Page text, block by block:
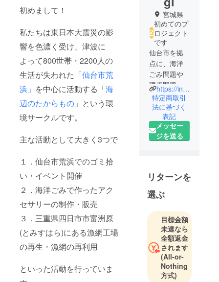
初めまして！
私たちは東日本大震災の影
響を色濃く受け、津波に
よって800世帯・2200人の
生活が失われた 「仙台市荒
浜」 を中心に活動する「海
辺のたからもの 」という環
境サークルです。
主な活動として大きく3つで
１．仙台市荒浜でのゴミ拾
い・イベント開催
２．海洋ごみで作ったアク
セサリーの制作・販売
３．三重県四日市市富洲原
(とみすはら)にある漁網工場
の再生・漁網の再利用
といった活動を行っていま
宮城県
初めてのプ
ロジェクト
です
仙台市を拠
点に、海洋
ごみ問題や
環境問題を
考える環境
活動を行っ
ております
https://instagram.com/umi_taka2022?igshid=Y2IzZGU1MTFhOQ==
特定商取引
法に基づく
表記
メッセー
ジを送る
リターンを
選ぶ
目標金額
未達なら
全額返金
されます
(All-or-
Nothing
方式)